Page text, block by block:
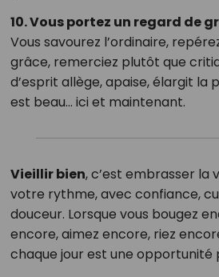
10. Vous portez un regard de
Vous savourez l’ordinaire,
grâce, remerciez plutôt que
d’esprit allège, apaise, élargit la
est beau… ici et maintenant.
Vieillir bien, c’est embrasser la
votre rythme, avec confiance,
douceur. Lorsque vous bougez
encore, aimez encore, riez
chaque jour est une opportunité